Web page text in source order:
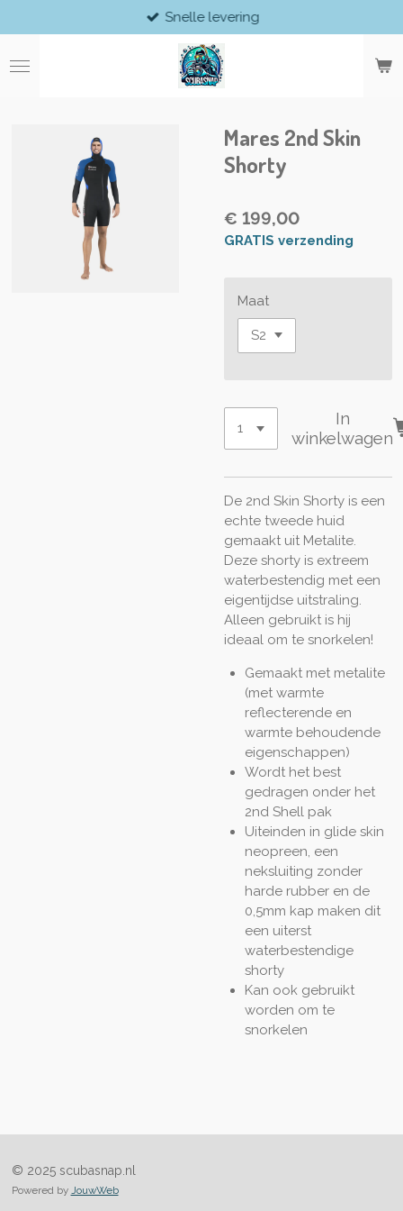
direct
naar
de
Snelle levering
Mares 2nd Skin
Shorty
€ 199,00
GRATIS verzending
Maat
In
winkelwagen
De 2nd Skin Shorty is een
echte tweede huid
gemaakt uit Metalite.
Deze shorty is extreem
waterbestendig met een
eigentijdse uitstraling.
Alleen gebruikt is hij
ideaal om te snorkelen!
Gemaakt met metalite
(met warmte
reflecterende en
warmte behoudende
eigenschappen)
Wordt het best
gedragen onder het
2nd Shell pak
Uiteinden in glide skin
neopreen, een
neksluiting zonder
harde rubber en de
0,5mm kap maken dit
een uiterst
waterbestendige
shorty
Kan ook gebruikt
worden om te
snorkelen
© 2025 scubasnap.nl
Powered by JouwWeb